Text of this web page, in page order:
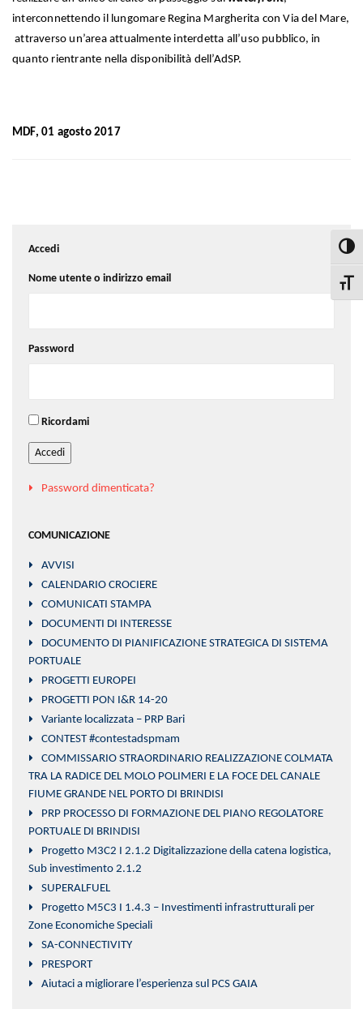
interconnettendo il lungomare Regina Margherita con Via del Mare,
attraverso un’area attualmente interdetta all’uso pubblico, in
quanto rientrante nella disponibilità dell’AdSP.
MDF, 01 agosto 2017
Accedi
Nome utente o indirizzo email
Password
Ricordami
Accedi
Password dimenticata?
COMUNICAZIONE
AVVISI
CALENDARIO CROCIERE
COMUNICATI STAMPA
DOCUMENTI DI INTERESSE
DOCUMENTO DI PIANIFICAZIONE STRATEGICA DI SISTEMA
PORTUALE
PROGETTI EUROPEI
PROGETTI PON I&R 14-20
Variante localizzata – PRP Bari
CONTEST #contestadspmam
COMMISSARIO STRAORDINARIO REALIZZAZIONE COLMATA
TRA LA RADICE DEL MOLO POLIMERI E LA FOCE DEL CANALE
FIUME GRANDE NEL PORTO DI BRINDISI
PRP PROCESSO DI FORMAZIONE DEL PIANO REGOLATORE
PORTUALE DI BRINDISI
Progetto M3C2 I 2.1.2 Digitalizzazione della catena logistica,
Sub investimento 2.1.2
SUPERALFUEL
Progetto M5C3 I 1.4.3 – Investimenti infrastrutturali per
Zone Economiche Speciali
SA-CONNECTIVITY
PRESPORT
Aiutaci a migliorare l’esperienza sul PCS GAIA